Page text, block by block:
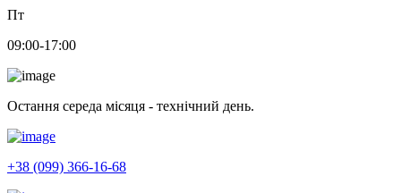
Пт
09:00-17:00
Остання середа місяця - технічний день.
+38 (099) 366-16-68